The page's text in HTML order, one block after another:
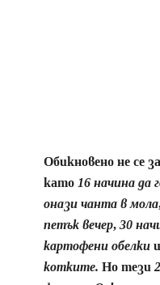
Обикновено не се
като16 начина да
онази чанта в мола
петък вечер,30
картофени обелкии
котките. Но тези